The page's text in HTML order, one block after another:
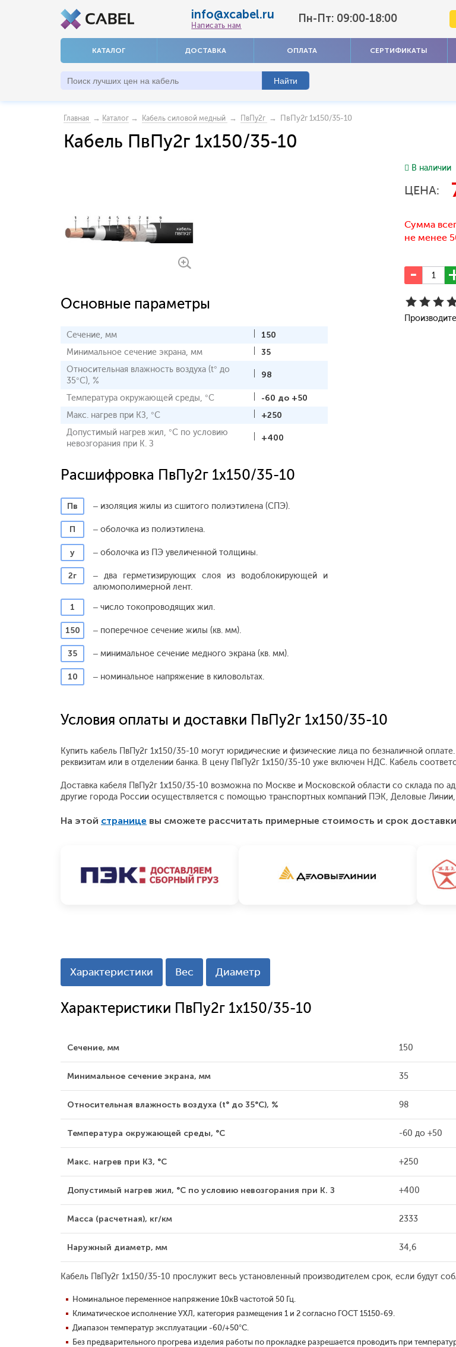
info@xcabel.ru
Написать нам
Пн-Пт: 09:00-18:00
КАТАЛОГ ДОСТАВКА ОПЛАТА СЕРТИФИКАТЫ
Главная → Каталог → Кабель силовой медный → ПвПу2г → ПвПу2г 1x150/35-10
Кабель ПвПу2г 1x150/35-10
Основные параметры
Сечение, мм
150
Минимальное сечение экрана, мм
35
Относительная влажность воздуха (t° до
35°С), %
98
Температура окружающей среды, °С
-60 до +50
Макс. нагрев при КЗ, °С
+250
Допустимый нагрев жил, °С по условию
невозгорания при К. З
+400
Расшифровка ПвПу2г 1x150/35-10
Пв – изоляция жилы из сшитого полиэтилена (СПЭ).
П – оболочка из полиэтилена.
у – оболочка из ПЭ увеличенной толщины.
2г
– два герметизирующих слоя из водоблокирующей и
алюмополимерной лент.
1
– число токопроводящих жил.
150 – поперечное сечение жилы (кв. мм).
35 – минимальное сечение медного экрана (кв. мм).
10 – номинальное напряжение в киловольтах.
В наличии
ЦЕНА:
Сумма
не менее
Условия оплаты и доставки ПвПу2г 1x150/35-10
Купить кабель ПвПу2г 1x150/35-10 могут юридические и физические лица по безналичной
реквизитам или в отделении банка. В цену ПвПу2г 1x150/35-10 уже включен НДС. Кабель
Доставка кабеля ПвПу2г 1x150/35-10 возможна по Москве и Московской области со склада по
другие города России осуществляется с помощью транспортных компаний ПЭК, Деловые
На этой странице вы сможете рассчитать примерные стоимость и срок
Характеристики Вес Диаметр
Характеристики ПвПу2г 1x150/35-10
Сечение, мм 150
Минимальное сечение экрана, мм 35
Относительная влажность воздуха (t° до 35°С), % 98
Температура окружающей среды, °С -60 до +50
Макс. нагрев при КЗ, °С +250
Допустимый нагрев жил, °С по условию невозгорания при К. З +400
Масса (расчетная), кг/км 2333
Наружный диаметр, мм 34,6
Кабель ПвПу2г 1x150/35-10 прослужит весь установленный производителем срок, если будут
Номинальное переменное напряжение 10кВ частотой 50 Гц.
Климатическое исполнение УХЛ, категория размещения 1 и 2 согласно ГОСТ 15150-69.
Диапазон температур эксплуатации -60/+50°С.
Без предварительного прогрева изделия работы по прокладке разрешается проводить при